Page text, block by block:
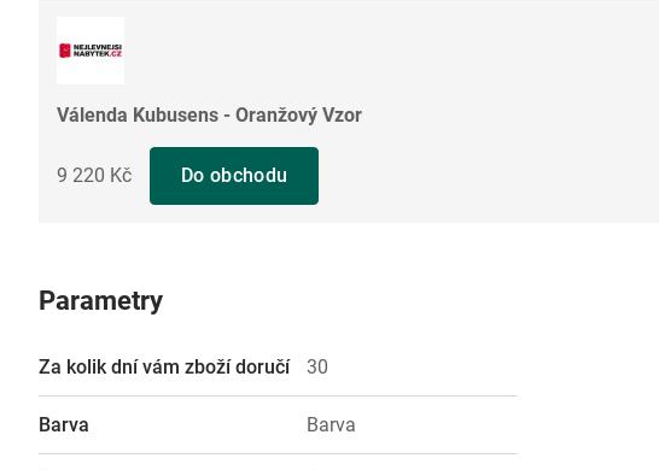
Válenda Kubusens - Oranžový Vzor
9 220 Kč Do obchodu
Parametry
Za kolik dní vám zboží doručí 30
Barva Barva